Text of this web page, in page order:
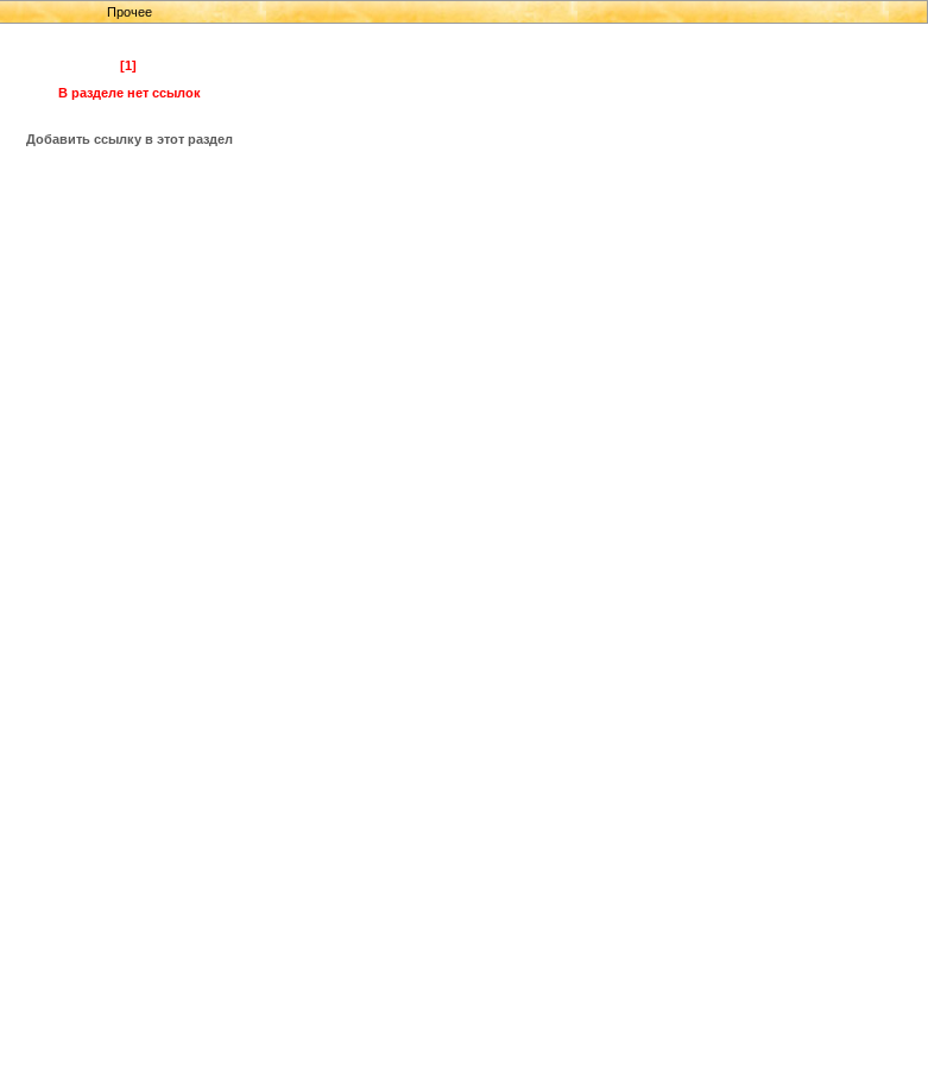
Прочее
[1]
В разделе нет ссылок
Добавить ссылку в этот раздел